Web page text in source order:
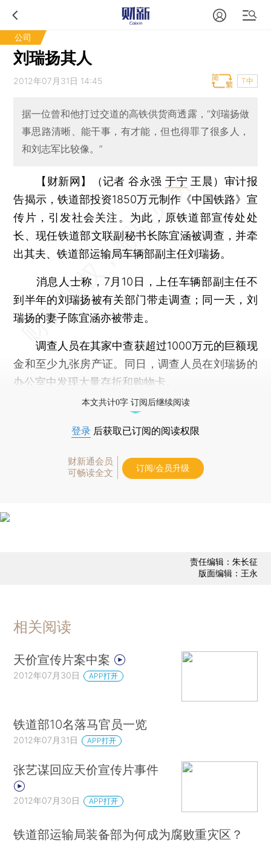
公司
刘瑞扬其人
2012年07月31日 14:45 T中
据一位曾和他打过交道的高铁供货商透露，“刘瑞扬做
事思路清晰、能干事，有才能，但也得罪了很多人，
和刘志军比较像。”
【财新网】（记者 谷永强于宁 王晨） 审计报
告揭示，铁道部投资1850万元制作《中国铁路》宣
传片，引发社会关注。为此，原铁道部宣传处处
长、现任铁道部文联副秘书长陈宜涵被调查，并牵
出其夫、铁道部运输局车辆部副主任刘瑞扬。
消息人士称，7月10日，上任车辆部副主任不
到半年的刘瑞扬被有关部门带走调查；同一天，刘
瑞扬的妻子陈宜涵亦被带走。
调查人员在其家中查获超过1000万元的巨额现
金和至少九张房产证。同日，调查人员在刘瑞扬的
办公室中发现大量存折和购物卡。
本文共计0字 订阅后继续阅读
登录 后获取已订阅的阅读权限
财新通会员
可畅读全文
订阅/会员升级
责任编辑：朱长征
版面编辑：王永
相关阅读
天价宣传片案中案
2012年07月30日 APP打开
铁道部10名落马官员一览
2012年07月31日 APP打开
张艺谋回应天价宣传片事件
2012年07月30日 APP打开
铁道部运输局装备部为何成为腐败重灾区？